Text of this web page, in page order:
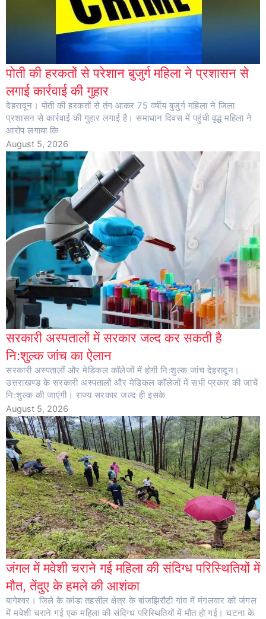
पोती की हरकतों से परेशान बुजुर्ग महिला ने प्रशासन से
लगाई कार्रवाई की गुहार
देहरादून। पोती की हरकतों से तंग आकर 75 वर्षीय बुजुर्ग महिला ने जिला
प्रशासन से कार्रवाई की गुहार लगाई है। समाधान दिवस में पहुंची वृद्ध महिला ने
आरोप लगाया कि
August 5, 2026
सरकारी अस्पतालों में सरकार जल्द कर सकती है
नि:शुल्क जांच का ऐलान
सरकारी अस्पतालों और मेडिकल कॉलेजों में होगी नि:शुल्क जांच देहरादून।
उत्तराखण्ड के सरकारी अस्पतालों और मेडिकल कॉलेजों में सभी प्रकार की जांचें
नि:शुल्क की जाएंगी। राज्य सरकार जल्द ही इसके
August 5, 2026
जंगल में मवेशी चराने गई महिला की संदिग्ध परिस्थितियों में
मौत, तेंदुए के हमले की आशंका
बागेश्वर। जिले के कांडा तहसील क्षेत्र के बांजझिरौटी गांव में मंगलवार को जंगल
में मवेशी चराने गई एक महिला की संदिग्ध परिस्थितियों में मौत हो गई। घटना के